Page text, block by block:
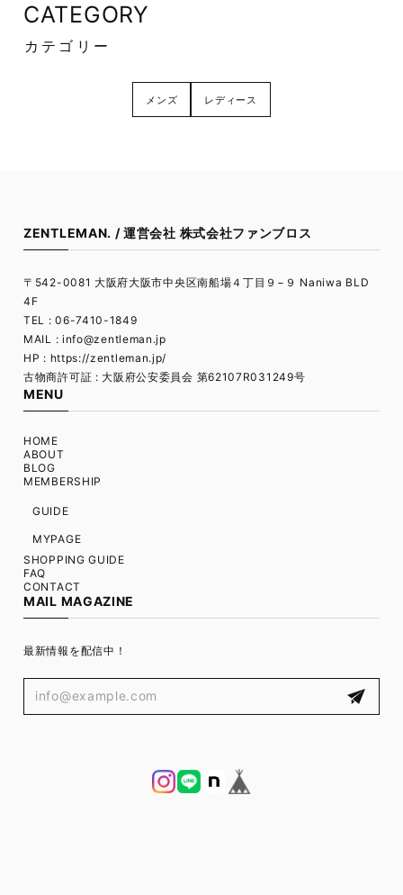
CATEGORY
カテゴリー
メンズ レディース
ZENTLEMAN. / 運営会社 株式会社ファンブロス
〒542-0081 大阪府大阪市中央区南船場４丁目９−９ Naniwa BLD
4F
TEL : 06-7410-1849
MAIL : info@zentleman.jp
HP : https://zentleman.jp/
古物商許可証 : 大阪府公安委員会 第62107R031249号
MENU
HOME
ABOUT
BLOG
MEMBERSHIP
GUIDE
MYPAGE
SHOPPING GUIDE
FAQ
CONTACT
MAIL MAGAZINE
最新情報を配信中！